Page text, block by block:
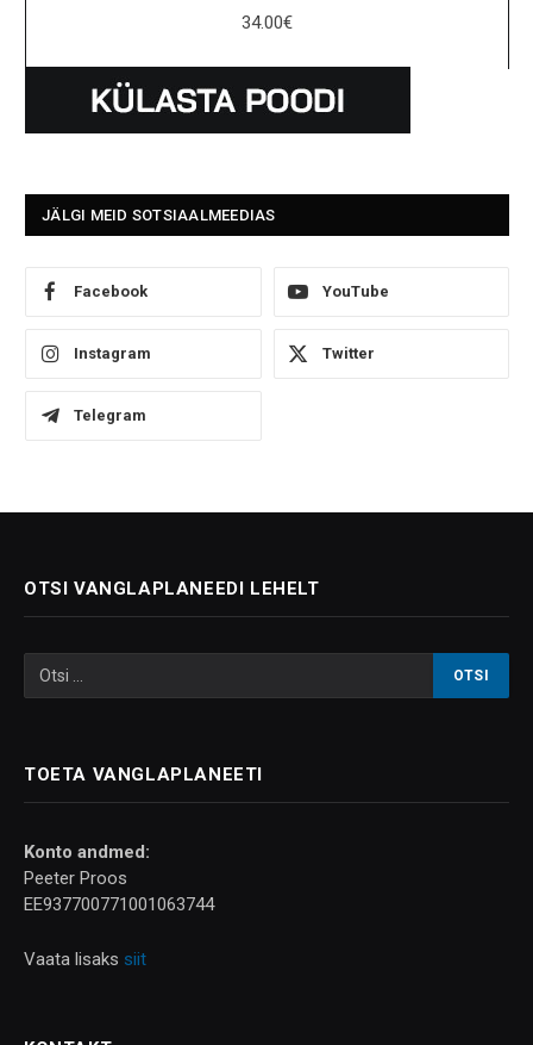
34.00€
JÄLGI MEID SOTSIAALMEEDIAS
Facebook YouTube
Instagram Twitter
Telegram
OTSI VANGLAPLANEEDI LEHELT
TOETA VANGLAPLANEETI
Konto andmed:
Peeter Proos
EE937700771001063744
Vaata lisaks siit